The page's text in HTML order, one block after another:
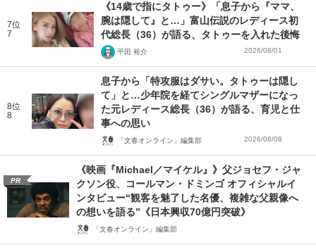
7位
7
《14歳で指にタトゥー》「息子から『ママ、
腕は隠して』と…」富山伝説のレディース初
代総長（36）が語る、タトゥーを入れた後悔
平田 裕介 2026/08/01
8位
8
息子から「特攻服はダサい。タトゥーは隠し
て」と…少年院を経てシングルマザーになっ
た元レディース総長（36）が語る、育児と仕
事への思い
「文春オンライン」編集部 2026/08/08
PR
《映画『Michael／マイケル』》父ジョセフ・ジャ
クソン役、コールマン・ドミンゴ オフィシャルイ
ンタビュー“観客を魅了した名優、複雑な父親像へ
の想いを語る”《日本興収70億円突破》
「文春オンライン」編集部